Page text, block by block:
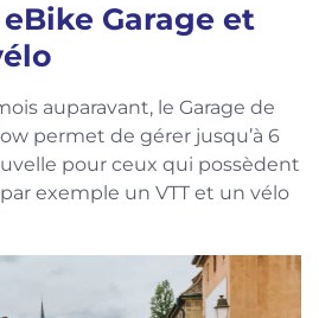
Garage et
auparavant, le Garage de
permet de gérer jusqu’à 6
pour ceux qui possèdent
exemple un VTT et un vélo